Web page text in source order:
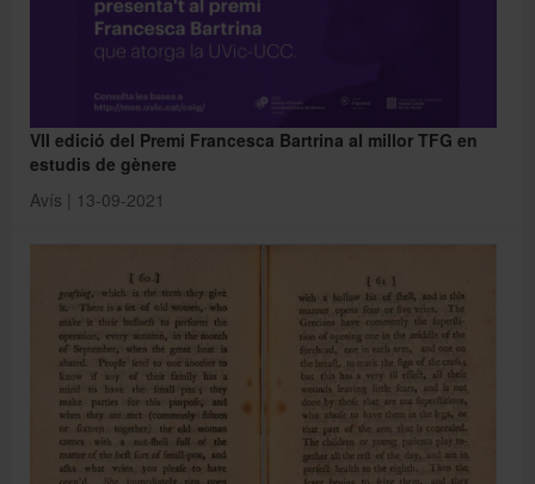
VII edició del Premi Francesca Bartrina al millor TFG en
estudis de gènere
Avís | 13-09-2021